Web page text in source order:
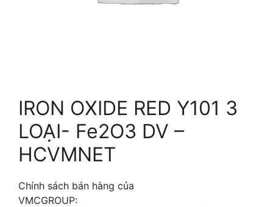
IRON OXIDE RED Y101 3
LOẠI- Fe2O3 DV –
HCVMNET
Chính sách bán hàng của
VMCGROUP: